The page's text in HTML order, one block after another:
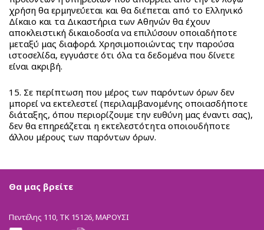
χρήση θα ερμηνεύεται και θα διέπεται από το Ελληνικό
Δίκαιο και τα Δικαστήρια των Αθηνών θα έχουν
αποκλειστική δικαιοδοσία να επιλύσουν οποιαδήποτε
μεταξύ μας διαφορά. Χρησιμοποιώντας την παρούσα
ιστοσελίδα, εγγυάστε ότι όλα τα δεδομένα που δίνετε
είναι ακριβή.
15. Σε περίπτωση που μέρος των παρόντων όρων δεν
μπορεί να εκτελεστεί (περιλαμβανομένης οποιασδήποτε
διάταξης, όπου περιορίζουμε την ευθύνη μας έναντι σας),
δεν θα επηρεάζεται η εκτελεστότητα οποιουδήποτε
άλλου μέρους των παρόντων όρων.
Θα μας βρείτε
Πεντέλης 110, ΤΚ 15126, ΜΑΡΟΥΣΙ